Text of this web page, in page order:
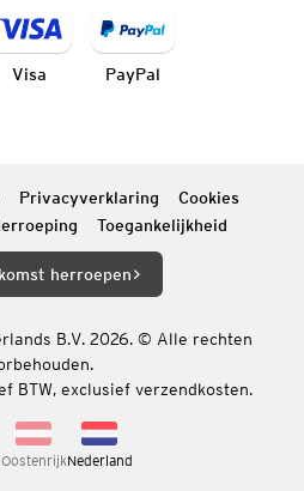
Visa PayPal
Privacyverklaring
Cookies
Toegankelijkheid
herroepen
B.V. 2026. © Alle rechten
BTW, exclusief verzendkosten.
OostenrijkNederland